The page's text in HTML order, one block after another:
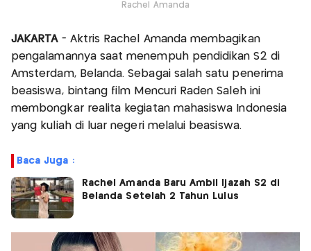
Rachel Amanda
JAKARTA- Aktris Rachel Amanda membagikan
pengalamannya saat menempuh pendidikan S2 di
Amsterdam, Belanda. Sebagai salah satu penerima
beasiswa, bintang film Mencuri Raden Saleh ini
membongkar realita kegiatan mahasiswa Indonesia
yang kuliah di luar negeri melalui beasiswa.
Baca Juga :
Rachel Amanda Baru Ambil Ijazah S2 di
Belanda Setelah 2 Tahun Lulus